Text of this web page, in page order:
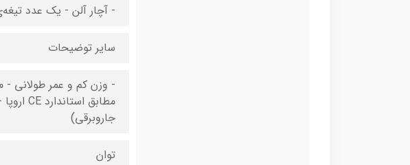
- آچار آلن - یک عدد
سایر توضیحات
جاروبرقی)
توان